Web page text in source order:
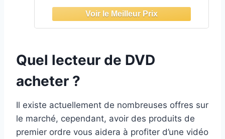
Haute-Résolution, HDD Playback
Externe, USB, Ethernet, Design
Compact, Noir
Quel lecteur de DVD
acheter ?
Il existe actuellement de nombreuses offres sur
le marché, cependant, avoir des produits de
premier ordre vous aidera à profiter d’une vidéo